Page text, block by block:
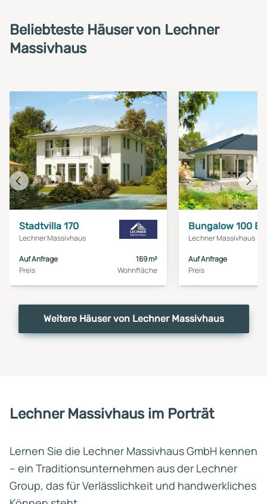
Beliebteste Häuser von Lechner
Massivhaus
Stadtvilla 170
Lechner Massivhaus
Auf Anfrage
Preis
169 m²
Wohnfläche
Bungalow 100 B
Lechner Massivhaus
Auf Anfrage
Preis
Vorheriges
Haus
Haus
Weitere Häuser von Lechner Massivhaus
Lechner Massivhaus im Porträt
Lernen Sie die Lechner Massivhaus GmbH kennen
– ein Traditionsunternehmen aus der Lechner
Group, das für Verlässlichkeit und handwerkliches